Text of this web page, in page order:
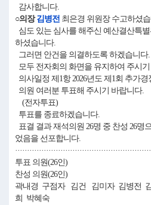
감사합니다.
○의장김병전 최은경 위원장 수고하셨
심도 있는 심사를 해주신 예산결산특
하셨습니다.
그러면 안건을 의결하도록 하겠습니다.
모두 전자회의 화면을 유지하여 주시
의사일정 제1항 2026년도 제1회 추가
의원 여러분 투표해 주시기 바랍니다.
(전자투표)
투표를 종료하겠습니다.
표결 결과 재석의원 26명 중 찬성 26명
었음을 선포합니다.
투표 의원(26인)
찬성 의원(26인)
곽내경 구점자 김건 김미자 김병전
희 박혜숙